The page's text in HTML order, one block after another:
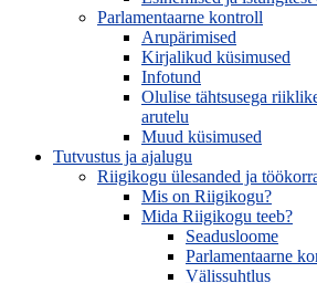
Parlamentaarne kontroll
Arupärimised
Kirjalikud küsimused
Infotund
Olulise tähtsusega
arutelu
Muud küsimused
Tutvustus ja ajalugu
Riigikogu ülesanded ja
Mis on Riigikogu?
Mida Riigikogu teeb?
Seadusloome
Parlamentaarne
Välissuhtlus